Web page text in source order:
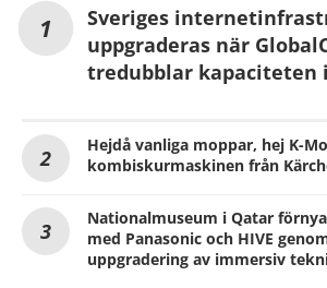
Sveriges
uppgraderas när
tredubblar kapaciteten
Hejdå vanliga moppar, hej K-
kombiskurmaskinen från
Nationalmuseum i Qatar
med Panasonic och HIVE
uppgradering av immersiv